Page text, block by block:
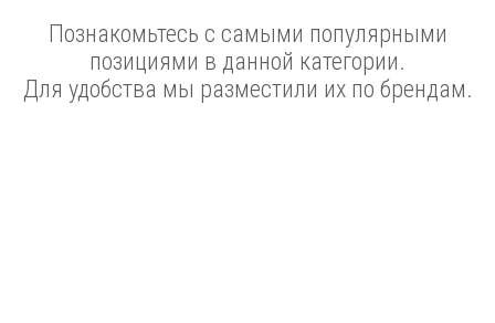
Познакомьтесь с самыми популярными
позициями в данной категории.
Для удобства мы разместили их по брендам.